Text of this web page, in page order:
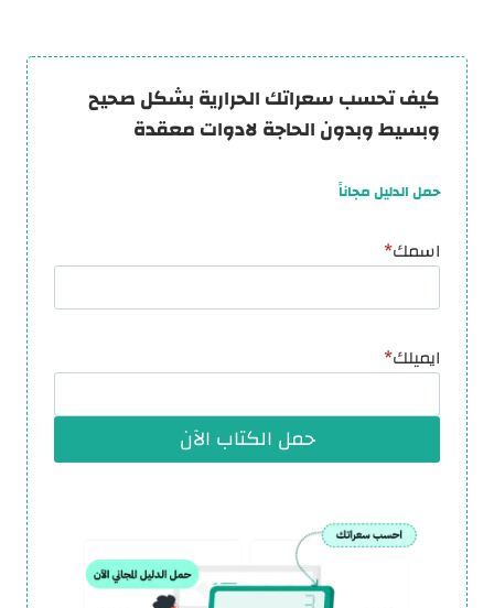
كيف تحسب سعراتك الحرارية بشكل صحيح
وبسيط وبدون الحاجة لادوات معقدة
حمل الدليل مجاناً
اسمك*
ايميلك*
حمل الكتاب الآن